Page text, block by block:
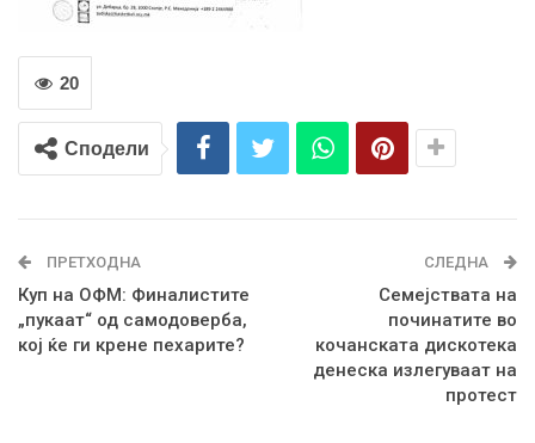
20
Сподели
ПРЕТХОДНА
Куп на ОФМ: Финалистите
„пукаат“ од самодоверба,
кој ќе ги крене пехарите?
СЛЕДНА
Семејствата на
починатите во
кочанската дискотека
денеска излегуваат на
протест